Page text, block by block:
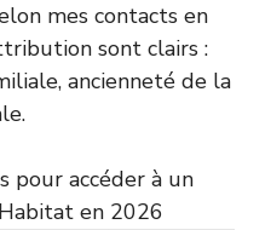
mes contacts en
sont clairs :
ancienneté de la
pour accéder à un
en 2026